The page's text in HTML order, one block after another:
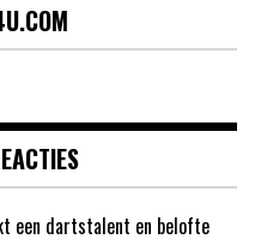
een dartstalent en belofte